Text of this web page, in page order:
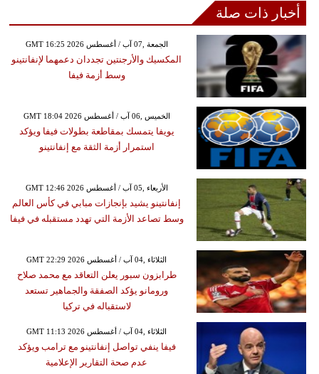
أخبار ذات صلة
GMT 16:25 2026 الجمعة ,07 آب / أغسطس
المكسيك والأرجنتين تجددان دعمهما لإنفانتينو
وسط أزمة فيفا
GMT 18:04 2026 الخميس ,06 آب / أغسطس
يويفا يتمسك بمقاطعة بطولات فيفا ويؤكد
استمرار أزمة الثقة مع إنفانتينو
GMT 12:46 2026 الأربعاء ,05 آب / أغسطس
إنفانتينو يشيد بإنجازات مبابي في كأس العالم
وسط تصاعد الأزمة التي تهدد مستقبله في فيفا
GMT 22:29 2026 الثلاثاء ,04 آب / أغسطس
طرابزون سبور يعلن التعاقد مع محمد صلاح
ورومانو يؤكد الصفقة والجماهير تستعد
لاستقباله في تركيا
GMT 11:13 2026 الثلاثاء ,04 آب / أغسطس
فيفا ينفي تواصل إنفانتينو مع ترامب ويؤكد
عدم صحة التقارير الإعلامية